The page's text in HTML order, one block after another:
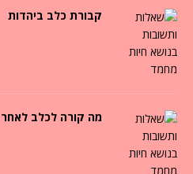
קבורת כלב ביהדות
מה קורה לכלב לאחר